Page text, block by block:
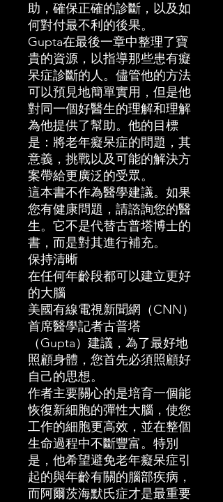
助，確保正確的診斷，以及如
何對付最不利的後果。
Gupta在最後一章中整理了寶
貴的資源，以指導那些患有癡
呆症診斷的人。儘管他的方法
可以預見地簡單實用，但是他
對同一個好醫生的理解和理解
為他提供了幫助。他的目標
是：將老年癡呆症的問題，其
意義，挑戰以及可能的解決方
案帶給更廣泛的受眾。
這本書不作為醫學建議。如果
您有健康問題，請諮詢您的醫
生。它不是代替古普塔博士的
書，而是對其進行補充。
保持清晰
在任何年齡段都可以建立更好
的大腦
美國有線電視新聞網（CNN）
首席醫學記者古普塔
（Gupta）建議，為了最好地
照顧身體，您首先必須照顧好
自己的思想。
作者主要關心的是培育一個能
恢復新細胞的彈性大腦，使您
工作的細胞更高效，並在整個
生命過程中不斷豐富。特別
是，他希望避免老年癡呆症引
起的與年齡有關的腦部疾病，
而阿爾茨海默氏症才是最重要